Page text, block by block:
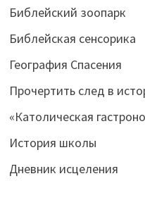
Библейский зоопарк
Библейская сенсорика
География Спасения
Прочертить след в
«Католическая
История школы
Дневник исцеления